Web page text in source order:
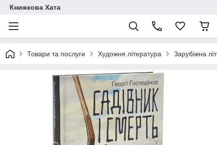
Книжкова Хата
Товари та послуги Художня література Зарубіжна